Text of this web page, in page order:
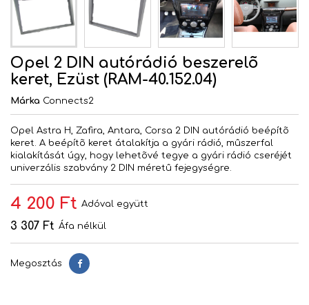
Opel 2 DIN autórádió beszerelõ
keret, Ezüst (RAM-40.152.04)
Márka Connects2
Opel Astra H, Zafira, Antara, Corsa 2 DIN autórádió beépítõ
keret. A beépítõ keret átalakítja a gyári rádió, mûszerfal
kialakítását úgy, hogy lehetõvé tegye a gyári rádió cseréjét
univerzális szabvány 2 DIN méretû fejegységre.
4 200 Ft Adóval együtt
3 307 Ft Áfa nélkül
Megosztás Megosztás